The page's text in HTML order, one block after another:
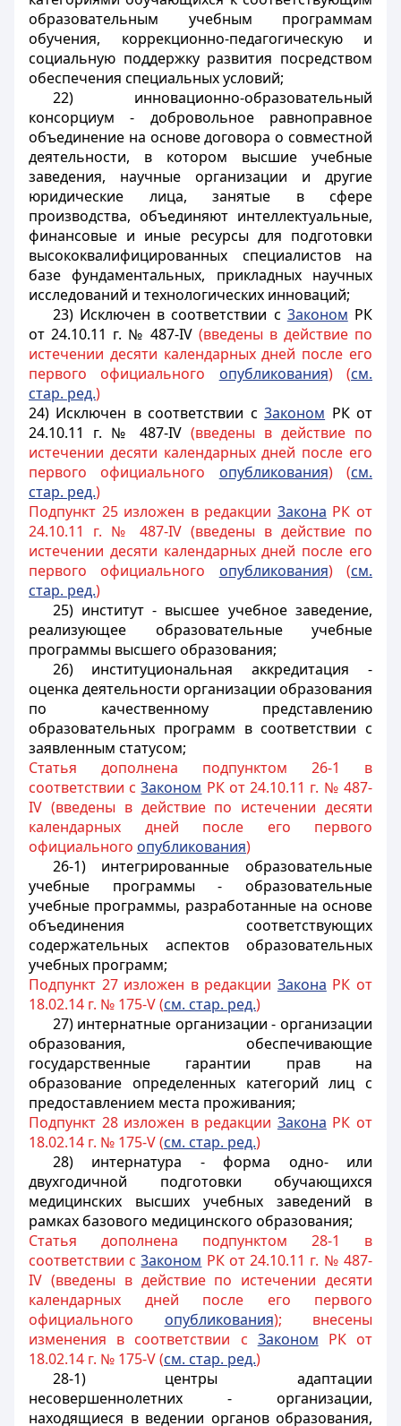
образовательным учебным программам
обучения, коррекционно-педагогическую и
социальную поддержку развития посредством
обеспечения специальных условий;
22) инновационно-образовательный
консорциум - добровольное равноправное
объединение на основе договора о совместной
деятельности, в котором высшие учебные
заведения, научные организации и другие
юридические лица, занятые в сфере
производства, объединяют интеллектуальные,
финансовые и иные ресурсы для подготовки
высококвалифицированных специалистов на
базе фундаментальных, прикладных научных
исследований и технологических инноваций;
23) Исключен в соответствии с 3аконом РК
от 24.10.11 г. № 487-IV(введены в действие по
истечении десяти календарных дней после его
первого официального опубликования) (см.
стар. ред.)
24) Исключен в соответствии с3аконом РК от
24.10.11 г. № 487-IV (введены в действие по
истечении десяти календарных дней после его
первого официального опубликования) (см.
стар. ред.)
Подпункт 25 изложен в редакции 3акона РК от
24.10.11 г. № 487-IV (введены в действие по
истечении десяти календарных дней после его
первого официального опубликования) (см.
стар. ред.)
25) институт - высшее учебное заведение,
реализующее образовательные учебные
программы высшего образования;
26) институциональная аккредитация -
оценка деятельности организации образования
по качественному представлению
образовательных программ в соответствии с
заявленным статусом;
Статья дополнена подпунктом 26-1 в
соответствии с3аконом РК от 24.10.11 г. № 487-
IV (введены в действие по истечении десяти
календарных дней после его первого
официального опубликования)
26-1) интегрированные образовательные
учебные программы - образовательные
учебные программы, разработанные на основе
объединения соответствующих
содержательных аспектов образовательных
учебных программ;
Подпункт 27 изложен в редакции Закона РК от
18.02.14 г. № 175-V (см. стар. ред.)
27) интернатные организации - организации
образования, обеспечивающие
государственные гарантии прав на
образование определенных категорий лиц с
предоставлением места проживания;
Подпункт 28 изложен в редакции Закона РК от
18.02.14 г. № 175-V (см. стар. ред.)
28) интернатура - форма одно- или
двухгодичной подготовки обучающихся
медицинских высших учебных заведений в
рамках базового медицинского образования;
Статья дополнена подпунктом 28-1 в
соответствии с3аконом РК от 24.10.11 г. № 487-
IV (введены в действие по истечении десяти
календарных дней после его первого
официального опубликования); внесены
изменения в соответствии с Законом РК от
18.02.14 г. № 175-V (см. стар. ред.)
28-1) центры адаптации
несовершеннолетних - организации,
находящиеся в ведении органов образования,